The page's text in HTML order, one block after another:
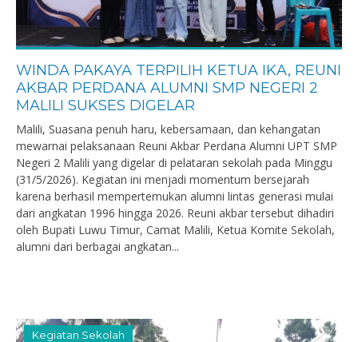
WINDA PAKAYA TERPILIH KETUA IKA, REUNI
AKBAR PERDANA ALUMNI SMP NEGERI 2
MALILI SUKSES DIGELAR
Malili, Suasana penuh haru, kebersamaan, dan kehangatan
mewarnai pelaksanaan Reuni Akbar Perdana Alumni UPT SMP
Negeri 2 Malili yang digelar di pelataran sekolah pada Minggu
(31/5/2026). Kegiatan ini menjadi momentum bersejarah
karena berhasil mempertemukan alumni lintas generasi mulai
dari angkatan 1996 hingga 2026. Reuni akbar tersebut dihadiri
oleh Bupati Luwu Timur, Camat Malili, Ketua Komite Sekolah,
alumni dari berbagai angkatan...
Kegiatan Sekolah